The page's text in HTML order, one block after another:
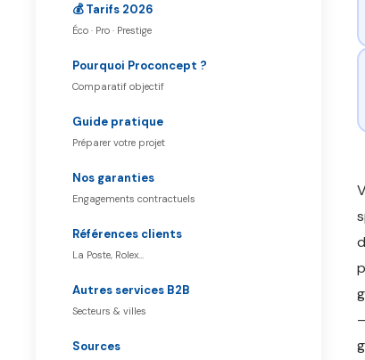
💰 Tarifs 2026
Éco · Pro · Prestige
Pourquoi Proconcept ?
Comparatif objectif
Guide pratique
Préparer votre projet
Nos garanties
Engagements contractuels
Références clients
La Poste, Rolex…
Autres services B2B
Secteurs & villes
Sources